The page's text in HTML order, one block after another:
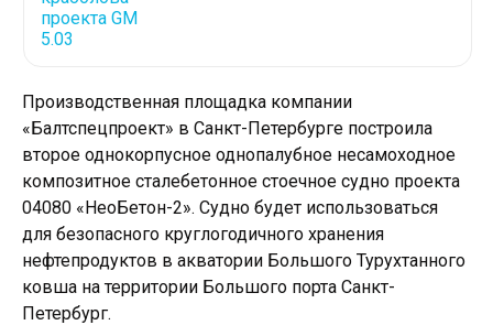
Производственная площадка компании
«Балтспецпроект» в Санкт-Петербурге построила
второе однокорпусное однопалубное несамоходное
композитное сталебетонное стоечное судно проекта
04080 «НеоБетон-2». Судно будет использоваться
для безопасного круглогодичного хранения
нефтепродуктов в акватории Большого Турухтанного
ковша на территории Большого порта Санкт-
Петербург.